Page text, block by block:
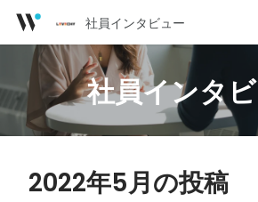
社員インタビュー
社員インタ
2022年5月の投稿